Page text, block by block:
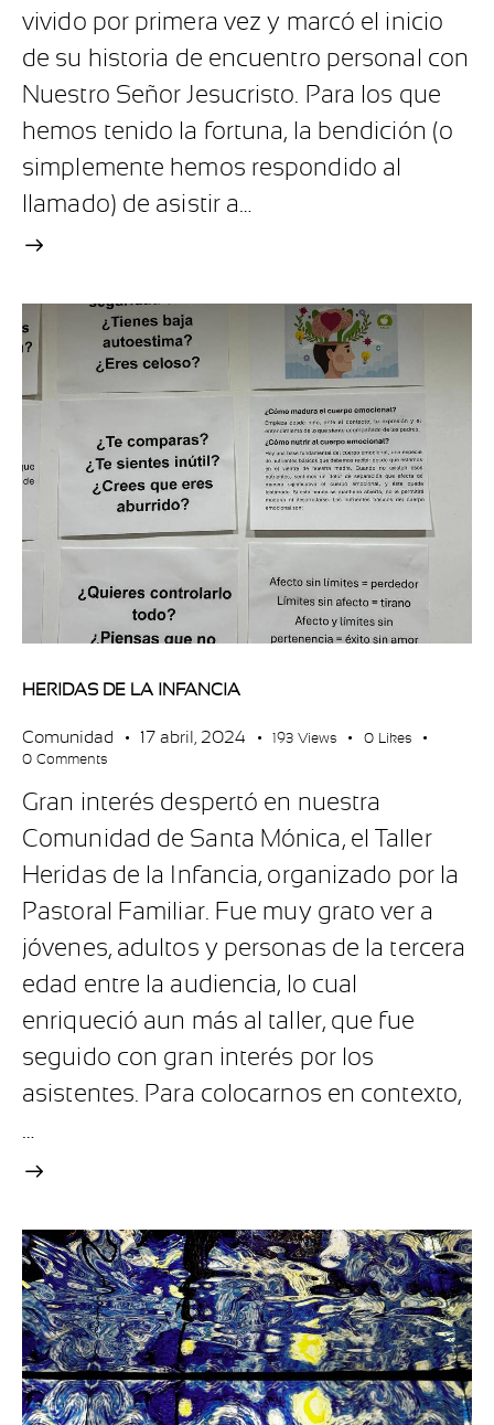
vivido por primera vez y marcó el inicio
de su historia de encuentro personal con
Nuestro Señor Jesucristo. Para los que
hemos tenido la fortuna, la bendición (o
simplemente hemos respondido al
llamado) de asistir a…
HERIDAS DE LA INFANCIA
Comunidad 17 abril, 2024 193 Views 0 Likes
0 Comments
Gran interés despertó en nuestra
Comunidad de Santa Mónica, el Taller
Heridas de la Infancia, organizado por la
Pastoral Familiar. Fue muy grato ver a
jóvenes, adultos y personas de la tercera
edad entre la audiencia, lo cual
enriqueció aun más al taller, que fue
seguido con gran interés por los
asistentes. Para colocarnos en contexto,